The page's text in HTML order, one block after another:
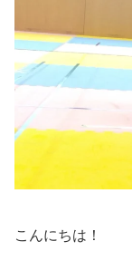
こんにちは！